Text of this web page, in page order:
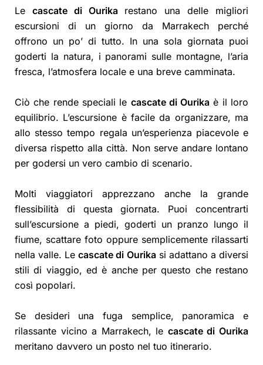
Le cascate di Ourikarestano una delle migliori
escursioni di un giorno da Marrakech perché
offrono un po’ di tutto. In una sola giornata puoi
goderti la natura, i panorami sulle montagne, l’aria
fresca, l’atmosfera locale e una breve camminata.
Ciò che rende speciali le cascate di Ourika è il loro
equilibrio. L’escursione è facile da organizzare, ma
allo stesso tempo regala un’esperienza piacevole e
diversa rispetto alla città. Non serve andare lontano
per godersi un vero cambio di scenario.
Molti viaggiatori apprezzano anche la grande
flessibilità di questa giornata. Puoi concentrarti
sull’escursione a piedi, goderti un pranzo lungo il
fiume, scattare foto oppure semplicemente rilassarti
nella valle. Lecascate di Ourikasi adattano a diversi
stili di viaggio, ed è anche per questo che restano
così popolari.
Se desideri una fuga semplice, panoramica e
rilassante vicino a Marrakech, le cascate di Ourika
meritano davvero un posto nel tuo itinerario.